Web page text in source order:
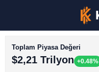
Toplam Piyasa Değeri
$2,21 Trilyon +0.48%